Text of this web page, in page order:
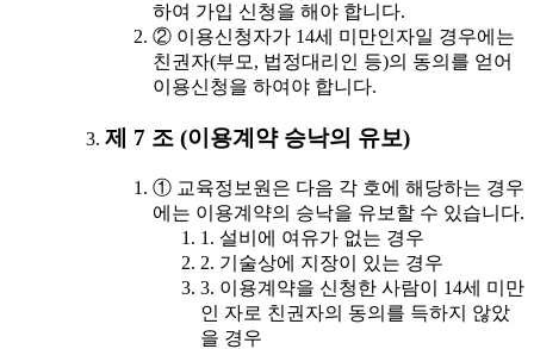
하여 가입 신청을 해야 합니다.
② 이용신청자가 14세 미만인자일 경우에는
친권자(부모, 법정대리인 등)의 동의를 얻어
이용신청을 하여야 합니다.
제 7 조 (이용계약 승낙의 유보)
① 교육정보원은 다음 각 호에 해당하는 경우
에는 이용계약의 승낙을 유보할 수 있습니다.
1. 설비에 여유가 없는 경우
2. 기술상에 지장이 있는 경우
3. 이용계약을 신청한 사람이 14세 미만
인 자로 친권자의 동의를 득하지 않았
을 경우